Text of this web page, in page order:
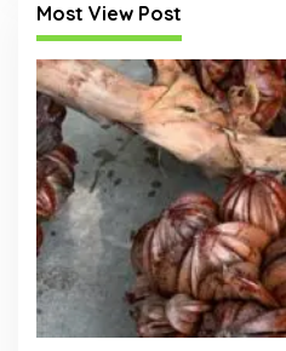
Most View Post